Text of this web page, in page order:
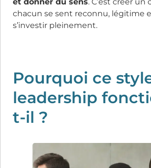
chacun se sent reconnu, légitime
s’investir pleinement.
Pourquoi ce
leadership
t-il ?